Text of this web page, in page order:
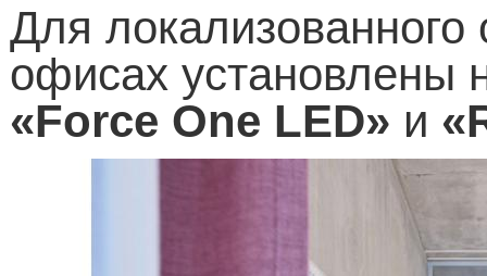
Для
офисах установлены
«Force One LED» и «